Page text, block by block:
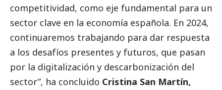
competitividad, como eje fundamental para un
sector clave en la economía española. En 2024,
continuaremos trabajando para dar respuesta
a los desafíos presentes y futuros, que pasan
por la digitalización y descarbonización del
sector”, ha concluido Cristina San Martín,